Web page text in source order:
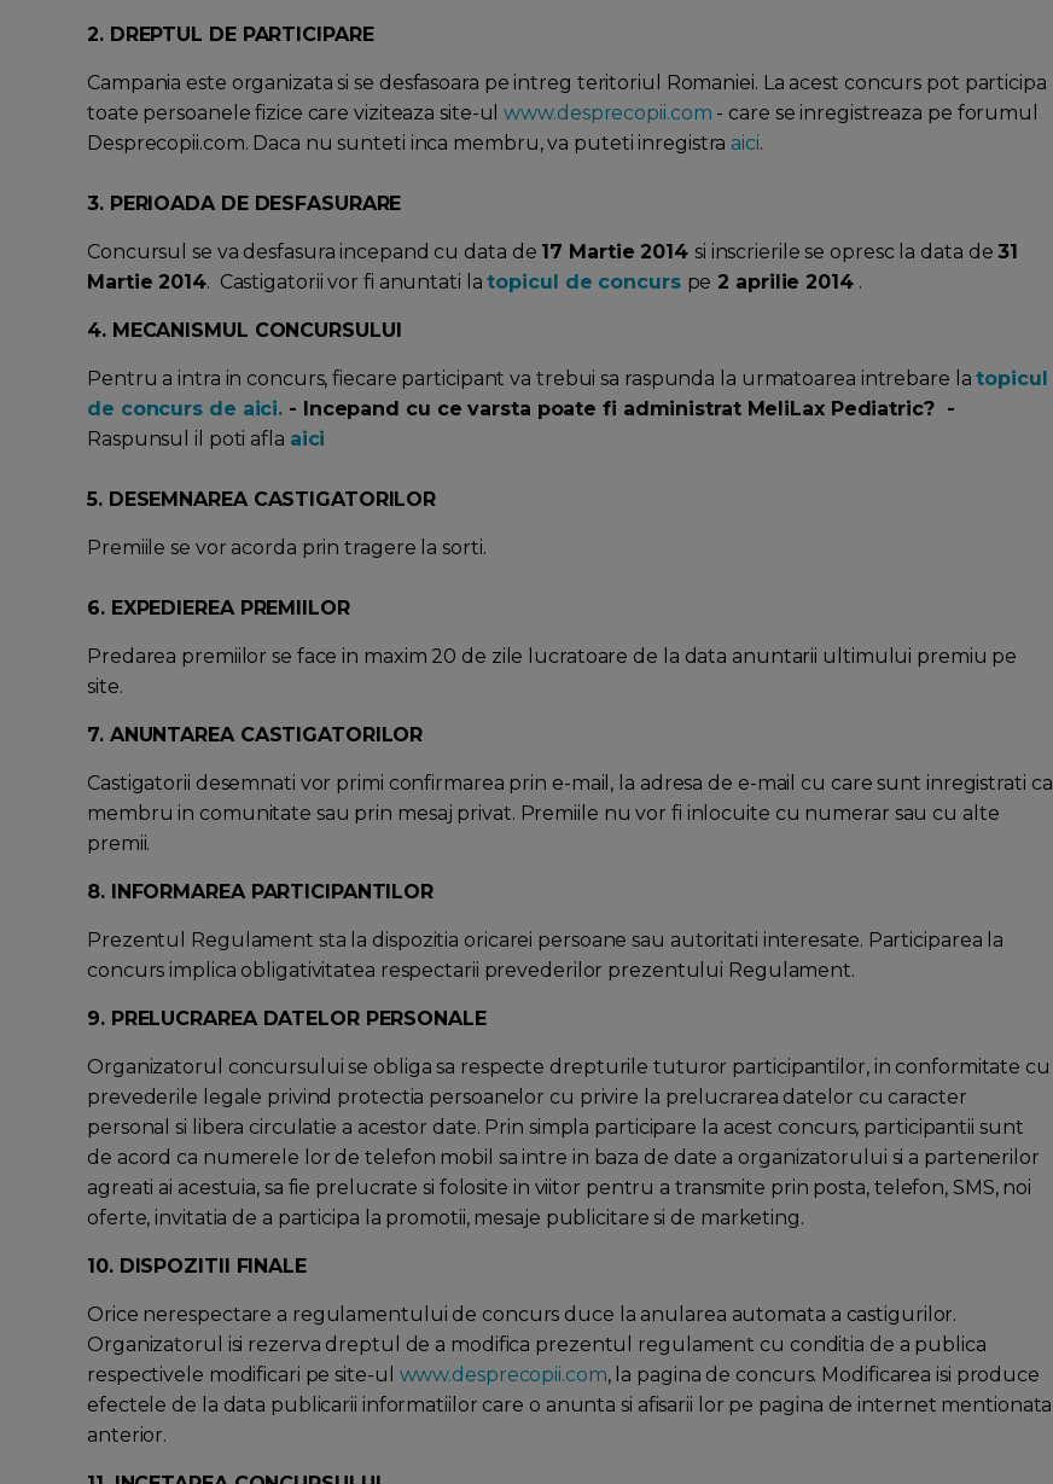
2. DREPTUL DE PARTICIPARE
Campania este organizata si se desfasoara pe intreg teritoriul Romaniei. La acest concurs pot participa
toate persoanele fizice care viziteaza site-ulwww.desprecopii.com - care se inregistreaza pe forumul
Desprecopii.com. Daca nu sunteti inca membru, va puteti inregistra aici.
3. PERIOADA DE DESFASURARE
Concursul se va desfasura incepand cu data de 17 Martie 2014 si inscrierile se opresc la data de31
Martie 2014. Castigatorii vor fi anuntati latopicul de concurs pe 2 aprilie 2014.
4. MECANISMUL CONCURSULUI
Pentru a intra in concurs, fiecare participant va trebui sa raspunda la urmatoarea intrebare latopicul
de concurs de aici. - Incepand cu ce varsta poate fi administrat MeliLax Pediatric? -
Raspunsul il poti afla aici
5. DESEMNAREA CASTIGATORILOR
Premiile se vor acorda prin tragere la sorti.
6. EXPEDIEREA PREMIILOR
Predarea premiilor se face in maxim 20 de zile lucratoare de la data anuntarii ultimului premiu pe
site.
7. ANUNTAREA CASTIGATORILOR
Castigatorii desemnati vor primi confirmarea prin e-mail, la adresa de e-mail cu care sunt inregistrati ca
membru in comunitate sau prin mesaj privat. Premiile nu vor fi inlocuite cu numerar sau cu alte
premii.
8. INFORMAREA PARTICIPANTILOR
Prezentul Regulament sta la dispozitia oricarei persoane sau autoritati interesate. Participarea la
concurs implica obligativitatea respectarii prevederilor prezentului Regulament.
9. PRELUCRAREA DATELOR PERSONALE
Organizatorul concursului se obliga sa respecte drepturile tuturor participantilor, in conformitate cu
prevederile legale privind protectia persoanelor cu privire la prelucrarea datelor cu caracter
personal si libera circulatie a acestor date. Prin simpla participare la acest concurs, participantii sunt
de acord ca numerele lor de telefon mobil sa intre in baza de date a organizatorului si a partenerilor
agreati ai acestuia, sa fie prelucrate si folosite in viitor pentru a transmite prin posta, telefon, SMS, noi
oferte, invitatia de a participa la promotii, mesaje publicitare si de marketing.
10. DISPOZITII FINALE
Orice nerespectare a regulamentului de concurs duce la anularea automata a castigurilor.
Organizatorul isi rezerva dreptul de a modifica prezentul regulament cu conditia de a publica
respectivele modificari pe site-ul www.desprecopii.com, la pagina de concurs. Modificarea isi produce
efectele de la data publicarii informatiilor care o anunta si afisarii lor pe pagina de internet mentionata
anterior.